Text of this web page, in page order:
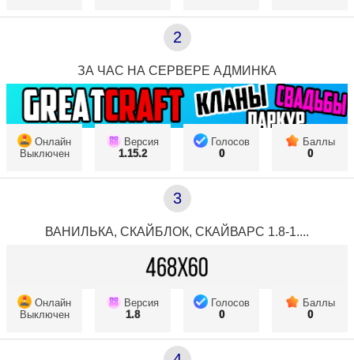
2
ЗА ЧАС НА СЕРВЕРЕ АДМИНКА
Онлайн
Выключен
Версия
1.15.2
Голосов
0
Баллы
0
3
ВАНИЛЬКА, СКАЙБЛОК, СКАЙВАРС 1.8-1....
Онлайн
Выключен
Версия
1.8
Голосов
0
Баллы
0